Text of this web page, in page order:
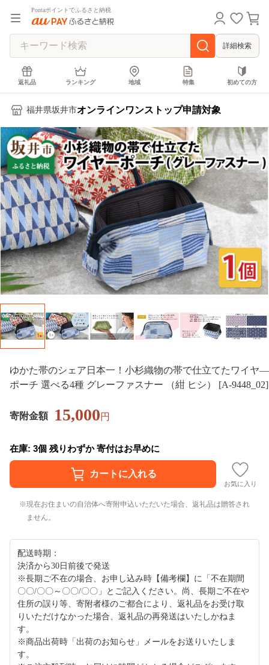
Pontaポイントでふるさと納税
詳細検索
返礼品 ランキング 地域 特集 初めての方
福井県坂井市オンラインワンストップ申請対象
ゆかた帯のシェア日本一！小杉織物の帯で仕立てたワイヤ―
ポーチ 選べる4種 グレーファスナー （紺 ヒシ） [A-9448_02]
寄附金額 15,000円
在庫: 3個 残りわずか 寄付はお早めに
お気に入り
現在お住まいの自治体へ寄附申込いただいた場合、返礼品は贈答され
ません。
配送時期：
決済から30日前後で発送
※長期ご不在の場合、お申し込み時【備考欄】に「不在期間
〇〇/〇〇～〇〇/〇〇」とご記入ください。尚、長期ご不在や
住所の誤り等、寄附者様のご都合により、返礼品をお受け取
りいただけなかった場合、返礼品の再発送はいたしかねま
す。
※商品出荷時「出荷のお知らせ」メールをお送りいたしま
す。